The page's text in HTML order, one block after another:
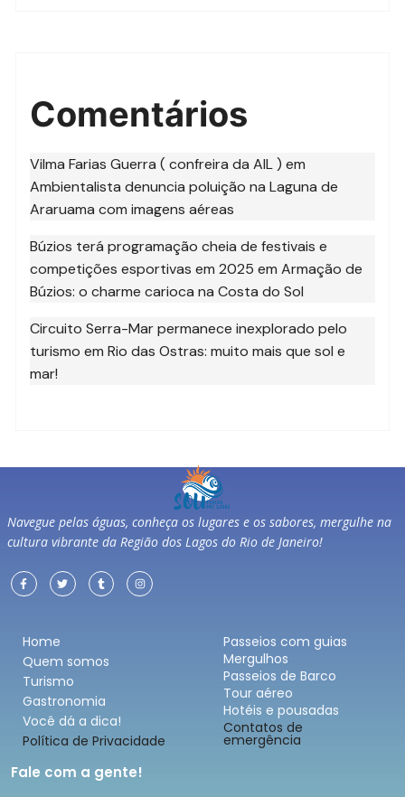
Comentários
Vilma Farias Guerra ( confreira da AIL ) em
Ambientalista denuncia poluição na Laguna de
Araruama com imagens aéreas
Búzios terá programação cheia de festivais e
competições esportivas em 2025 emArmação de
Búzios: o charme carioca na Costa do Sol
Circuito Serra-Mar permanece inexplorado pelo
turismo emRio das Ostras: muito mais que sol e
mar!
Navegue pelas águas, conheça os lugares e os sabores, mergulhe na
cultura vibrante da Região dos Lagos do Rio de Janeiro!
Home
Quem somos
Turismo
Gastronomia
Você dá a dica!
Política de Privacidade
Passeios com guias
Mergulhos
Passeios de Barco
Tour aéreo
Hotéis e pousadas
Contatos de
emergência
Fale com a gente!